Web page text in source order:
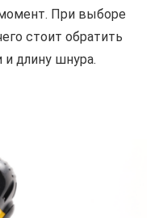
При выборе
стоит обратить
длину шнура.